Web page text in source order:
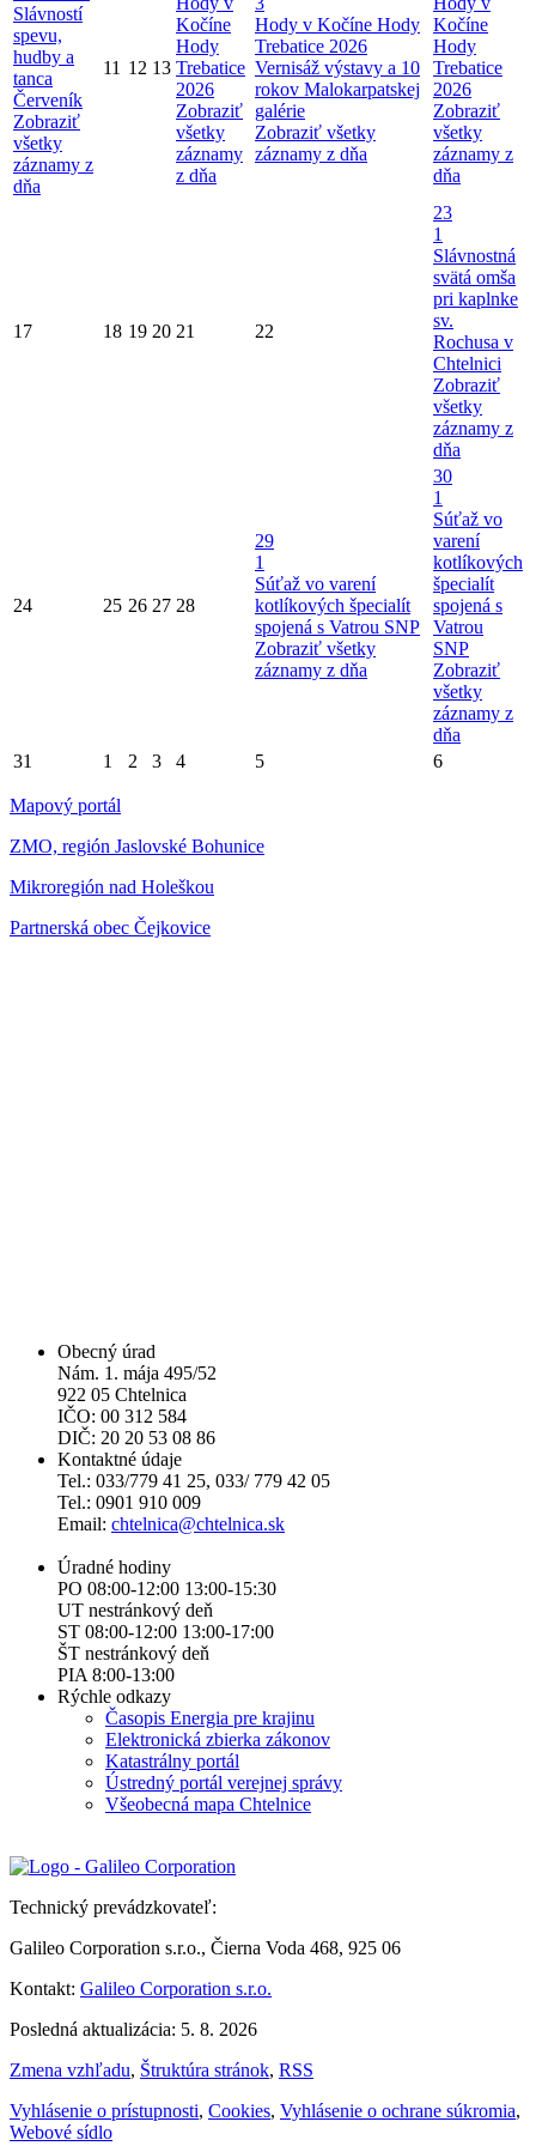
Slávností
spevu,
hudby a
tanca
Červeník
Zobraziť
všetky
záznamy z
dňa
11 12 13
Kočíne
Hody
Trebatice
2026
Zobraziť
všetky
záznamy
z dňa
Hody v Kočíne Hody
Trebatice 2026
Vernisáž výstavy a 10
rokov Malokarpatskej
galérie
Zobraziť všetky
záznamy z dňa
Kočíne
Hody
Trebatice
2026
Zobraziť
všetky
záznamy z
dňa
17 18 19 20 21 22
23
1
Slávnostná
svätá omša
pri kaplnke
sv.
Rochusa v
Chtelnici
Zobraziť
všetky
záznamy z
dňa
24 25 26 27 28
29
1
Súťaž vo varení
kotlíkových špecialít
spojená s Vatrou SNP
Zobraziť všetky
záznamy z dňa
30
1
Súťaž vo
varení
kotlíkových
špecialít
spojená s
Vatrou
SNP
Zobraziť
všetky
záznamy z
dňa
31
1 2 3 4 5 6
Mapový portál
ZMO, región Jaslovské Bohunice
Mikroregión nad Holeškou
Partnerská obec Čejkovice
Obecný úrad
Nám. 1. mája 495/52
922 05 Chtelnica
IČO: 00 312 584
DIČ: 20 20 53 08 86
Kontaktné údaje
Tel.: 033/779 41 25, 033/ 779 42 05
Tel.: 0901 910 009
Email: chtelnica@chtelnica.sk
Úradné hodiny
PO 08:00-12:00 13:00-15:30
UT nestránkový deň
ST 08:00-12:00 13:00-17:00
ŠT nestránkový deň
PIA 8:00-13:00
Rýchle odkazy
Časopis Energia pre krajinu
Elektronická zbierka zákonov
Katastrálny portál
Ústredný portál verejnej správy
Všeobecná mapa Chtelnice
Technický prevádzkovateľ:
Galileo Corporation s.r.o., Čierna Voda 468, 925 06
Kontakt: Galileo Corporation s.r.o.
Posledná aktualizácia: 5. 8. 2026
Zmena vzhľadu, Štruktúra stránok, RSS
Vyhlásenie o prístupnosti, Cookies, Vyhlásenie o ochrane súkromia,
Webové sídlo